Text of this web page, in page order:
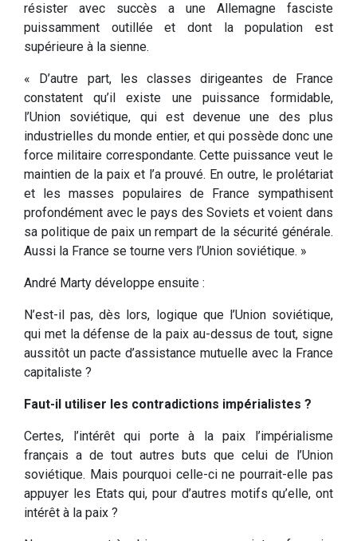
résister avec succès a une Allemagne fasciste
puissamment outillée et dont la population est
supérieure à la sienne.
« D’autre part, les classes dirigeantes de France
constatent qu’il existe une puissance formidable,
l’Union soviétique, qui est devenue une des plus
industrielles du monde entier, et qui possède donc une
force militaire correspondante. Cette puissance veut le
maintien de la paix et l’a prouvé. En outre, le prolétariat
et les masses populaires de France sympathisent
profondément avec le pays des Soviets et voient dans
sa politique de paix un rempart de la sécurité générale.
Aussi la France se tourne vers l’Union soviétique. »
André Marty développe ensuite :
N’est-il pas, dès lors, logique que l’Union soviétique,
qui met la défense de la paix au-dessus de tout, signe
aussitôt un pacte d’assistance mutuelle avec la France
capitaliste ?
Faut-il utiliser les contradictions impérialistes ?
Certes, l’intérêt qui porte à la paix l’impérialisme
français a de tout autres buts que celui de l’Union
soviétique. Mais pourquoi celle-ci ne pourrait-elle pas
appuyer les Etats qui, pour d’autres motifs qu’elle, ont
intérêt à la paix ?